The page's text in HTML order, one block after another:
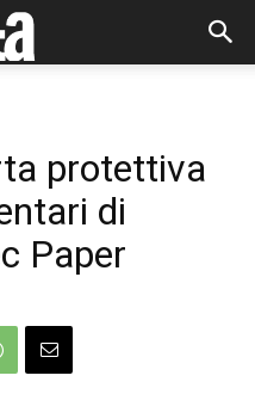
protettiva
di
Paper